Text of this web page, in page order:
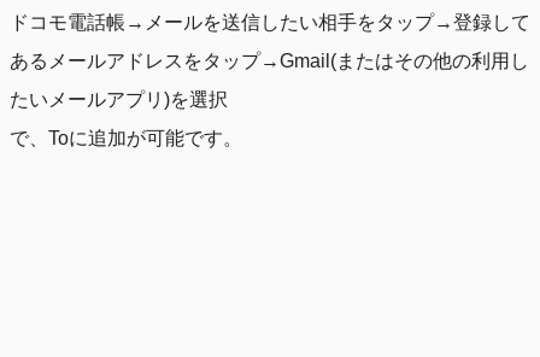
ドコモ電話帳→メールを送信したい相手をタップ→登録して
あるメールアドレスをタップ→Gmail(またはその他の利用し
たいメールアプリ)を選択
で、Toに追加が可能です。